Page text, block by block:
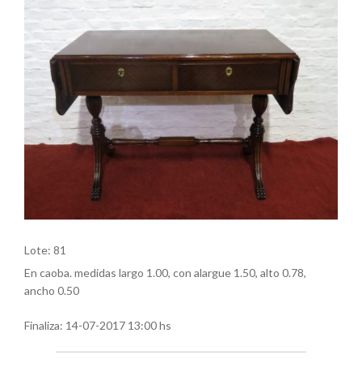
Lote: 81
En caoba. medidas largo 1.00, con alargue 1.50, alto 0.78,
ancho 0.50
Finaliza: 14-07-2017 13:00 hs